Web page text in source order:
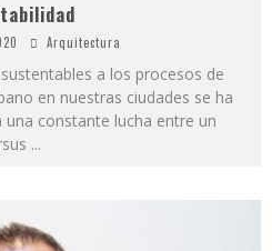
Arquitectura
a los procesos de
en nuestras ciudades se ha
constante lucha entre un
...